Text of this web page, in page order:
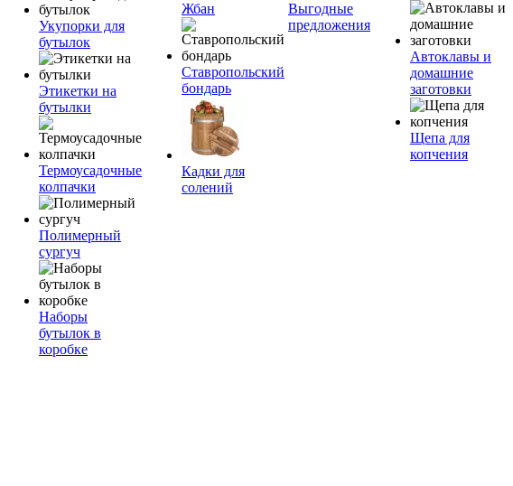
Укупорки для
бутылок
Этикетки на
бутылки
Термоусадочные
колпачки
Полимерный
сургуч
Наборы
бутылок в
коробке
Жбан
Ставропольский
бондарь
Кадки для
солений
Выгодные
предложения
Автоклавы и
домашние
заготовки
Щепа для
копчения